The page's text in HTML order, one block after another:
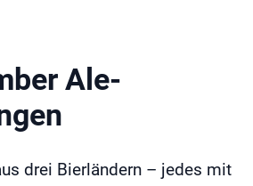
Ale-
drei Bierländern – jedes mit